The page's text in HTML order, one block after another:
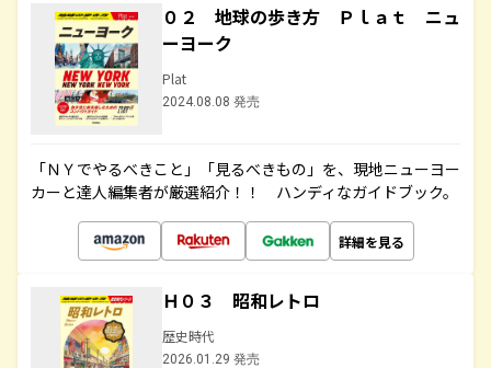
０２ 地球の歩き方 Ｐｌａｔ ニュ
ーヨーク
Plat
2024.08.08 発売
「ＮＹでやるべきこと」「見るべきもの」を、現地ニューヨー
カーと達人編集者が厳選紹介！！ ハンディなガイドブック。
詳細を見る
Ｈ０３ 昭和レトロ
歴史時代
2026.01.29 発売